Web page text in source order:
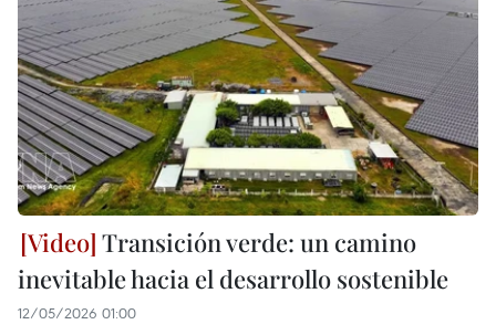
Transición verde: un camino
inevitable hacia el desarrollo sostenible
12/05/2026 01:00